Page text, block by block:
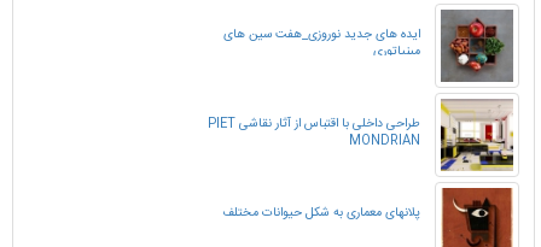
ایده های جدید نوروزی_هفت سین های
مینیاتوری
طراحی داخلی با اقتباس از آثار نقاشی PIET
MONDRIAN
پلانهای معماری به شکل حیوانات مختلف